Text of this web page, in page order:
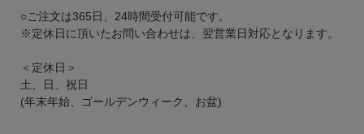
○ご注文は365日、24時間受付可能です。
※定休日に頂いたお問い合わせは、翌営業日対応となります。
＜定休日＞
土、日、祝日
(年末年始、ゴールデンウィーク、お盆)